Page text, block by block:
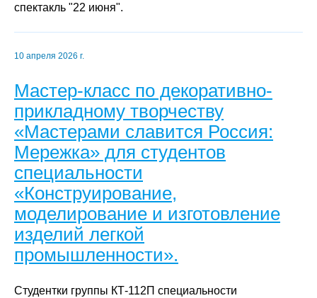
спектакль "22 июня".
10 апреля 2026 г.
Мастер-класс по декоративно-
прикладному творчеству
«Мастерами славится Россия:
Мережка» для студентов
специальности
«Конструирование,
моделирование и изготовление
изделий легкой
промышленности».
Студентки группы КТ-112П специальности